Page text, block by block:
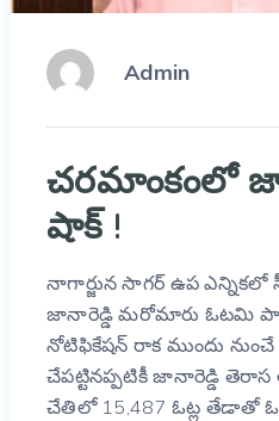
Admin
చరమాంకంలో
షాక్ !
నాగార్జున సాగర్ ఉప ఎన్నికలో
జానారెడ్డి మరోమారు ఓటమి
నోటిఫికేషన్ రాక ముందు నుంచే
చేపట్టినప్పటికీ జానారెడ్డి తెరాస
చేతిలో 15,487 ఓట్ల తేడాతో